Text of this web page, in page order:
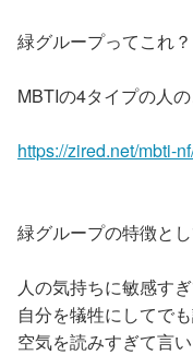
緑グループってこれ？
MBTIの4タイプの人の
https://zired.net/mbti-
緑グループの特徴とし
人の気持ちに敏感す
自分を犠牲にしてで
空気を読みすぎて言